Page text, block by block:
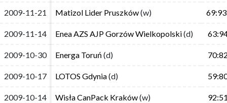
2009-11-21 Matizol Lider Pruszków(w) 69:93
2009-11-14 Enea AZS AJP Gorzów Wielkopolski(d) 63:94
2009-10-30 Energa Toruń (d) 70:82
2009-10-17 LOTOS Gdynia(d) 59:80
2009-10-14 Wisła CanPack Kraków(w) 92:51
2009-11-21 Matizol Lider Pruszków(w) 69:93
2009-11-14 Enea AZS AJP Gorzów Wielkopolski(d)
2009-10-30 Energa Toruń (d)
2009-10-17 LOTOS Gdynia(d)
2009-10-14 Wisła CanPack Kraków(w)